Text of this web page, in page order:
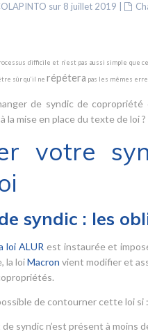
sur 8 juillet 2019
difficile et n’est pas aussi simple
sûr qu’il ne répétera pas les mêmes
de syndic de
la mise en place du texte de loi ?
votre
syndic : les
loi ALUR est instaurée et
la loiMacron vient modifier et
de contourner cette loi si :
syndic n’est présent à moins